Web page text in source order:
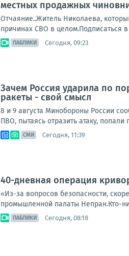
местных продажных
Отчаяние..Житель Николаева,
причинах СВО в целом.Подписаться
ПАБЛИКИ Сегодня, 09:23
Зачем Россия ударила по
ракеты - свой смысл
8 и 9 августа Минобороны России
ПВО, пытаясь отразить атаку,
СМИ Сегодня, 11:39
40-дневная операция
«Из-за вопросов безопасности,
промышленной палаты Непран.Кто-
ПАБЛИКИ Сегодня, 08:18